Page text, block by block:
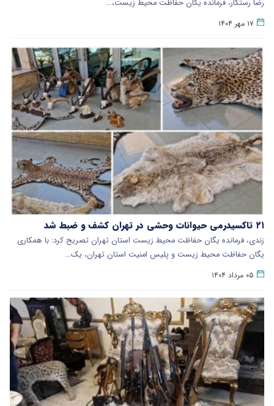
رضا رستگار، فرمانده یگان حفاظت محیط زیست،…
۱۷ مهر ۱۴۰۴
۲۱ تاکسیدرمی حیوانات وحشی در تهران کشف و ضبط شد
زندی، فرمانده یگان حفاظت محیط زیست استان تهران تصریح کرد: با همکاری
یگان حفاظت محیط زیست و پلیس امنیت استان تهران، یک…
۰۵ مرداد ۱۴۰۴